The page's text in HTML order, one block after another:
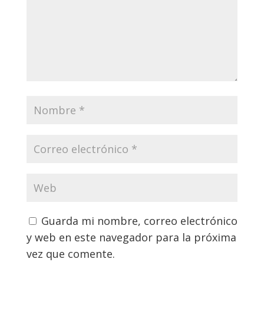
Guarda mi nombre, correo electrónico
y web en este navegador para la próxima
vez que comente.